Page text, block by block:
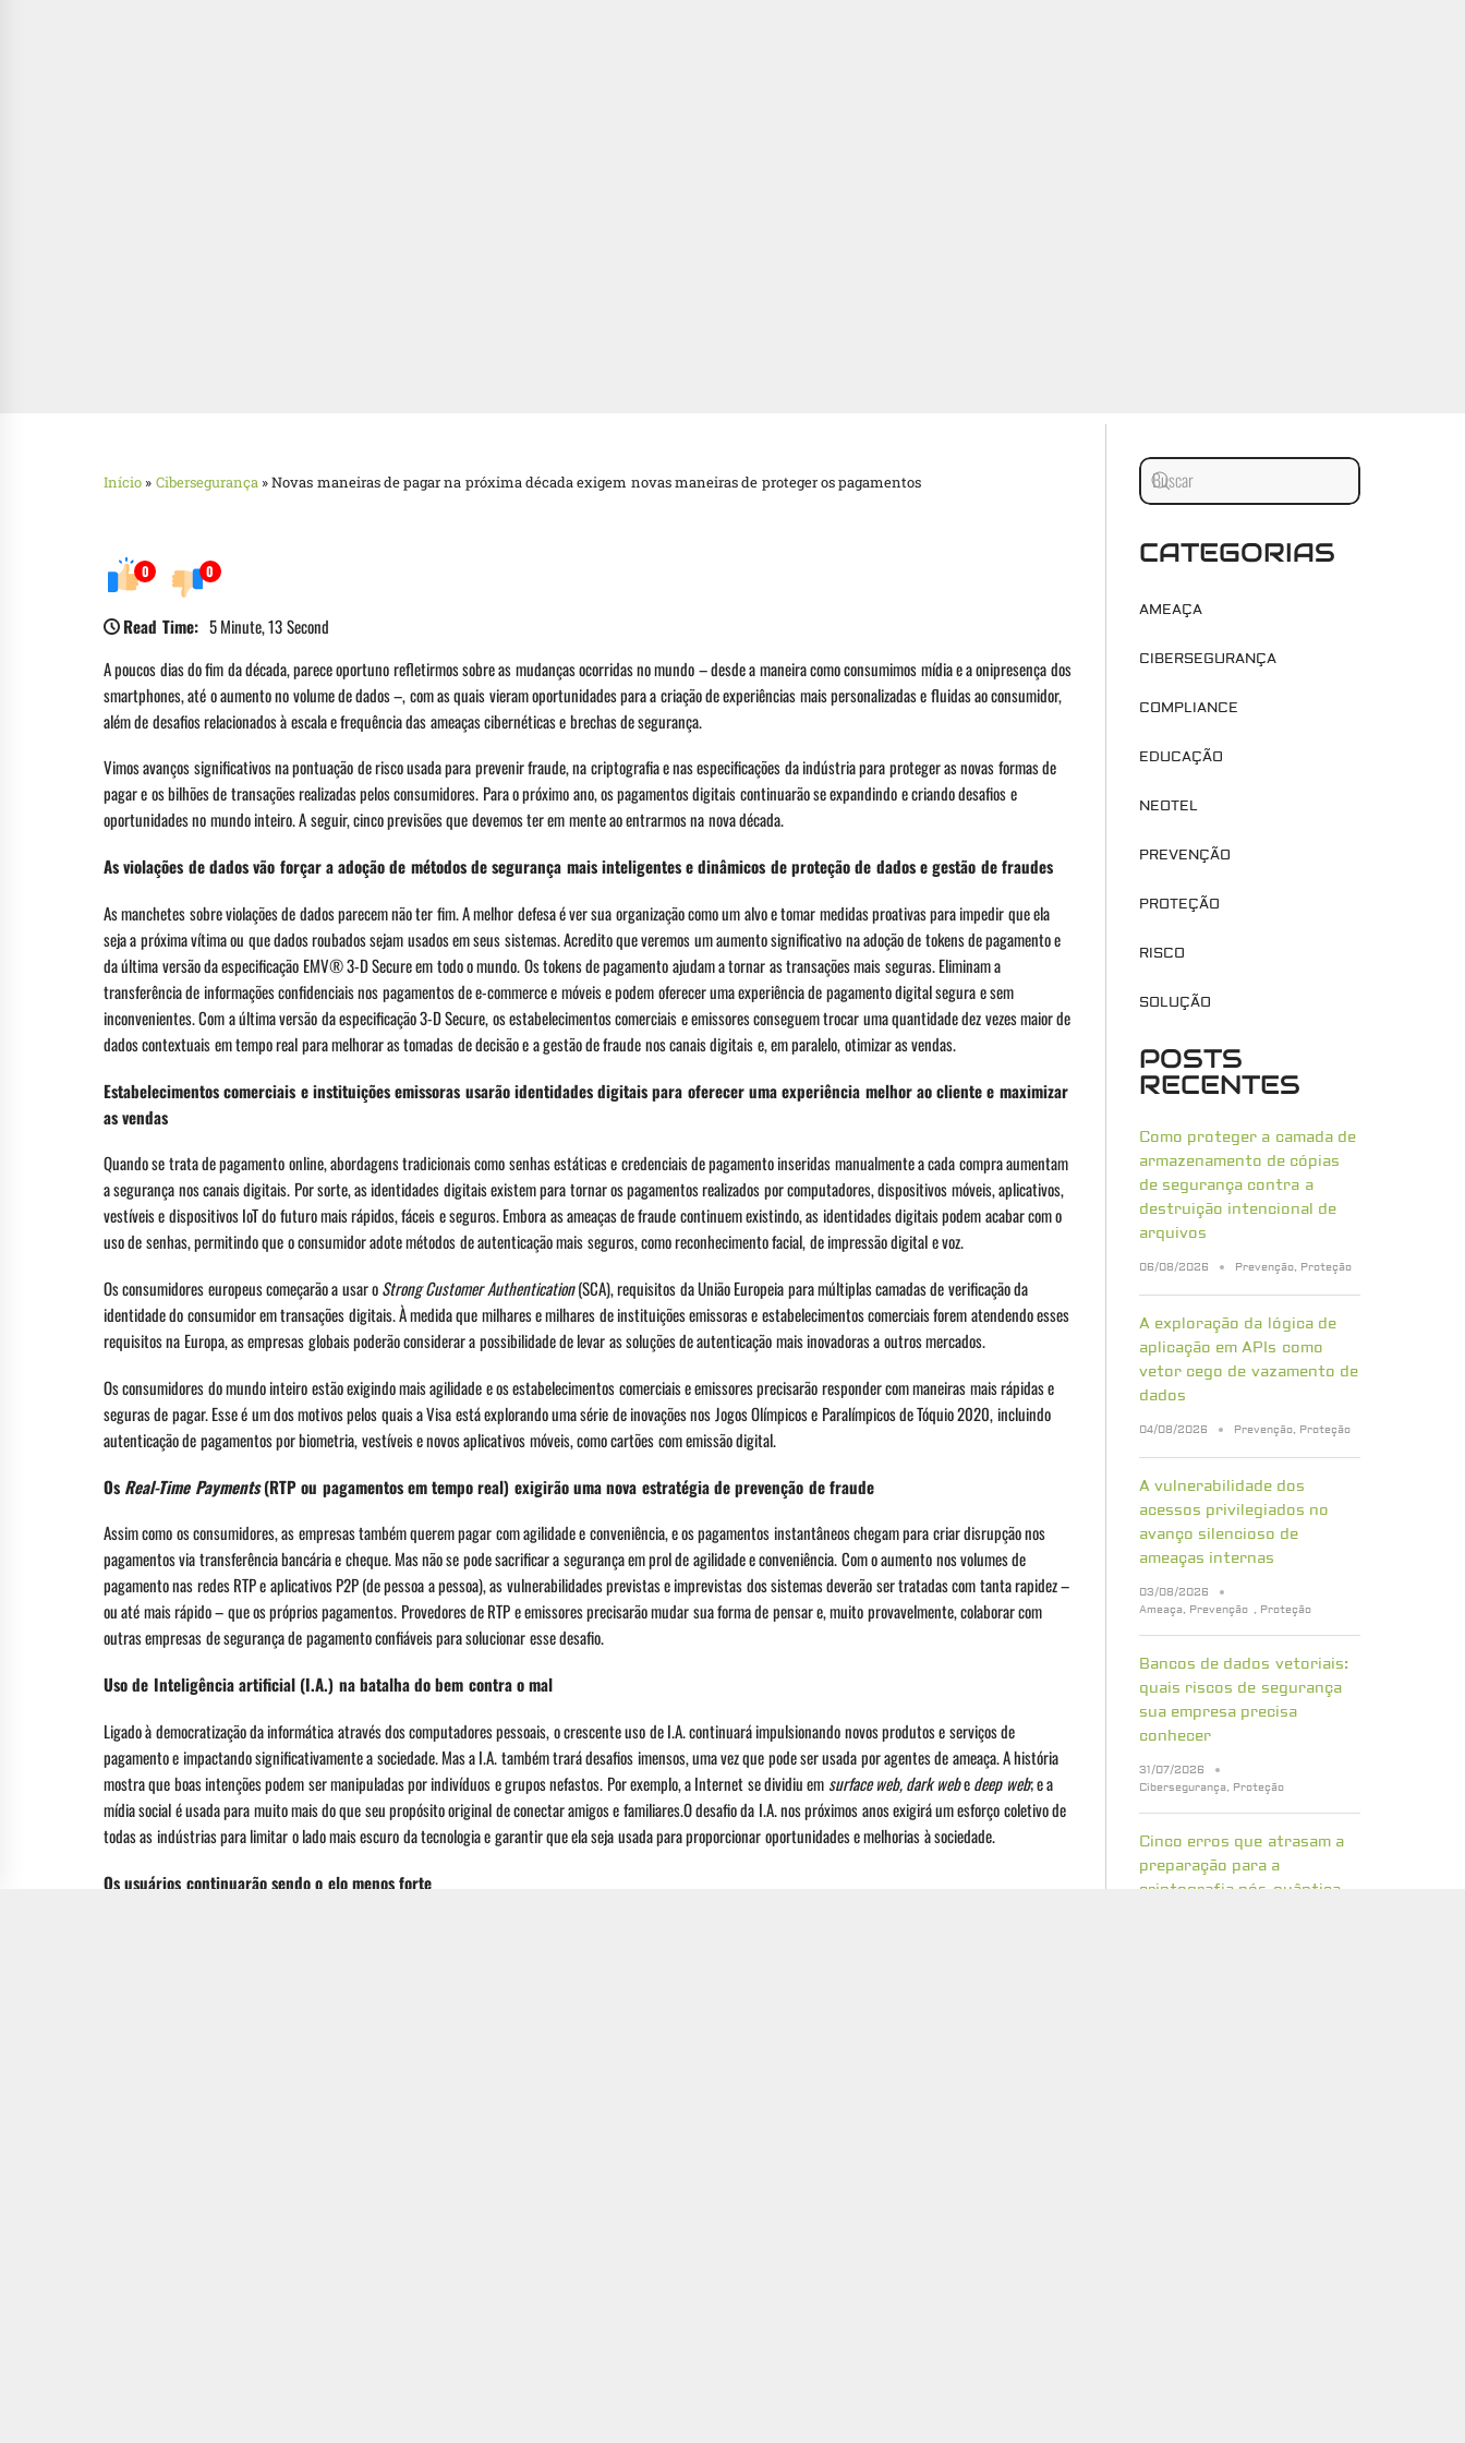
Início » Cibersegurança »Novas maneiras de pagar na próxima década exigem novas maneiras de proteger os pagamentos
0 0
Read Time: 5 Minute, 13 Second
A poucos dias do fim da década, parece oportuno refletirmos sobre as mudanças ocorridas no mundo – desde a maneira como consumimos mídia e a onipresença dos
smartphones, até o aumento no volume de dados –, com as quais vieram oportunidades para a criação de experiências mais personalizadas e fluidas ao consumidor,
além de desafios relacionados à escala e frequência das ameaças cibernéticas e brechas de segurança.
Vimos avanços significativos na pontuação de risco usada para prevenir fraude, na criptografia e nas especificações da indústria para proteger as novas formas de
pagar e os bilhões de transações realizadas pelos consumidores. Para o próximo ano, os pagamentos digitais continuarão se expandindo e criando desafios e
oportunidades no mundo inteiro. A seguir, cinco previsões que devemos ter em mente ao entrarmos na nova década.
As violações de dados vão forçar a adoção de métodos de segurança mais inteligentes e dinâmicos de proteção de dados e gestão de fraudes
As manchetes sobre violações de dados parecem não ter fim. A melhor defesa é ver sua organização como um alvo e tomar medidas proativas para impedir que ela
seja a próxima vítima ou que dados roubados sejam usados em seus sistemas. Acredito que veremos um aumento significativo na adoção de tokens de pagamento e
da última versão da especificação EMV® 3-D Secure em todo o mundo. Os tokens de pagamento ajudam a tornar as transações mais seguras. Eliminam a
transferência de informações confidenciais nos pagamentos de e-commerce e móveis e podem oferecer uma experiência de pagamento digital segura e sem
inconvenientes. Com a última versão da especificação 3-D Secure, os estabelecimentos comerciais e emissores conseguem trocar uma quantidade dez vezes maior de
dados contextuais em tempo real para melhorar as tomadas de decisão e a gestão de fraude nos canais digitais e, em paralelo, otimizar as vendas.
Estabelecimentos comerciais e instituições emissoras usarão identidades digitais para oferecer uma experiência melhor ao cliente e maximizar
as vendas
Quando se trata de pagamento online, abordagens tradicionais como senhas estáticas e credenciais de pagamento inseridas manualmente a cada compra aumentam
a segurança nos canais digitais. Por sorte, as identidades digitais existem para tornar os pagamentos realizados por computadores, dispositivos móveis, aplicativos,
vestíveis e dispositivos IoT do futuro mais rápidos, fáceis e seguros. Embora as ameaças de fraude continuem existindo, as identidades digitais podem acabar com o
uso de senhas, permitindo que o consumidor adote métodos de autenticação mais seguros, como reconhecimento facial, de impressão digital e voz.
Os consumidores europeus começarão a usar oStrong Customer Authentication(SCA), requisitos da União Europeia para múltiplas camadas de verificação da
identidade do consumidor em transações digitais. À medida que milhares e milhares de instituições emissoras e estabelecimentos comerciais forem atendendo esses
requisitos na Europa, as empresas globais poderão considerar a possibilidade de levar as soluções de autenticação mais inovadoras a outros mercados.
Os consumidores do mundo inteiro estão exigindo mais agilidade e os estabelecimentos comerciais e emissores precisarão responder com maneiras mais rápidas e
seguras de pagar. Esse é um dos motivos pelos quais a Visa está explorando uma série de inovações nos Jogos Olímpicos e Paralímpicos de Tóquio 2020, incluindo
autenticação de pagamentos por biometria, vestíveis e novos aplicativos móveis, como cartões com emissão digital.
Os Real-Time Payments(RTP ou pagamentos em tempo real) exigirão uma nova estratégia de prevenção de fraude
Assim como os consumidores, as empresas também querem pagar com agilidade e conveniência, e os pagamentos instantâneos chegam para criar disrupção nos
pagamentos via transferência bancária e cheque. Mas não se pode sacrificar a segurança em prol de agilidade e conveniência. Com o aumento nos volumes de
pagamento nas redes RTP e aplicativos P2P (de pessoa a pessoa), as vulnerabilidades previstas e imprevistas dos sistemas deverão ser tratadas com tanta rapidez –
ou até mais rápido – que os próprios pagamentos. Provedores de RTP e emissores precisarão mudar sua forma de pensar e, muito provavelmente, colaborar com
outras empresas de segurança de pagamento confiáveis para solucionar esse desafio.
Uso de Inteligência artificial (I.A.) na batalha do bem contra o mal
Ligado à democratização da informática através dos computadores pessoais, o crescente uso de I.A. continuará impulsionando novos produtos e serviços de
pagamento e impactando significativamente a sociedade. Mas a I.A. também trará desafios imensos, uma vez que pode ser usada por agentes de ameaça. A história
mostra que boas intenções podem ser manipuladas por indivíduos e grupos nefastos. Por exemplo, a Internet se dividiu em surface web, dark webedeep web; e a
mídia social é usada para muito mais do que seu propósito original de conectar amigos e familiares.O desafio da I.A. nos próximos anos exigirá um esforço coletivo de
todas as indústrias para limitar o lado mais escuro da tecnologia e garantir que ela seja usada para proporcionar oportunidades e melhorias à sociedade.
Os usuários continuarão sendo o elo menos forte
CATEGORIAS
AMEAÇA
CIBERSEGURANÇA
COMPLIANCE
EDUCAÇÃO
NEOTEL
PREVENÇÃO
PROTEÇÃO
RISCO
SOLUÇÃO
POSTS
RECENTES
Como proteger a camada de
armazenamento de cópias
de segurança contra a
destruição intencional de
arquivos
06/08/2026 Prevenção, Proteção
A exploração da lógica de
aplicação em APIs como
vetor cego de vazamento de
dados
04/08/2026 Prevenção, Proteção
A vulnerabilidade dos
acessos privilegiados no
avanço silencioso de
ameaças internas
03/08/2026
Ameaça
Prevenção Proteção
Bancos de dados vetoriais:
quais riscos de segurança
sua empresa precisa
conhecer
31/07/2026
Cibersegurança
Proteção
Cinco erros que atrasam a
preparação para a
criptografia pós-quântica